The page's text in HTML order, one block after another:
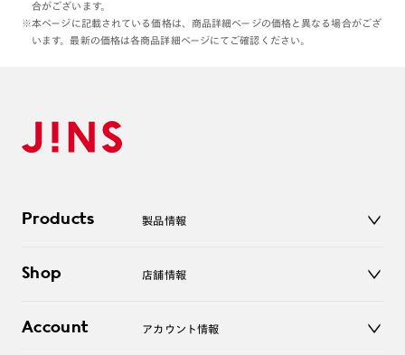
合がございます。
※本ページに記載されている価格は、商品詳細ページの価格と異なる場合がござ
います。最新の価格は各商品詳細ページにてご確認ください。
Products 製品情報
サングラス
コンタクトレンズ
Shop 店舗情報
オンラインショップ
Account アカウント情報